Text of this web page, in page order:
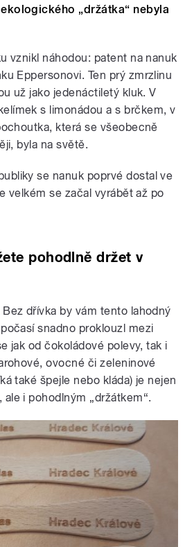
„držátka“ nebyla
vznikl náhodou: patent na nanuk
Eppersonovi. Ten prý zmrzlinu
už jako jedenáctiletý kluk. V
s limonádou a s brčkem, v
která se všeobecně
byla na světě.
se nanuk poprvé dostal ve
velkém se začal vyrábět až po
pohodlně držet v
dřívka by vám tento lahodný
snadno proklouzl mezi
jak od čokoládové polevy, tak i
ovocné či zeleninové
také špejle nebo kláda) je nejen
i pohodlným „držátkem“.